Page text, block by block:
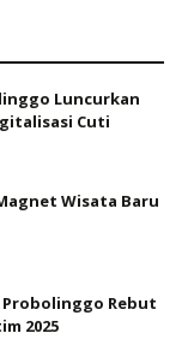
Luncurkan
Cuti
Wisata Baru
Rebut
2025